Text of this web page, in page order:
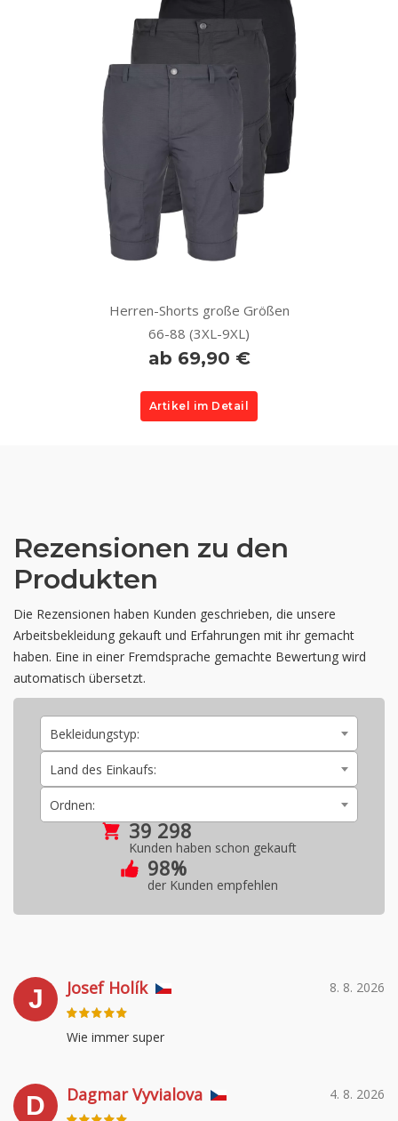
Herren-Shorts große Größen
66-88 (3XL-9XL)
ab 69,90 €
Artikel im Detail
Rezensionen zu den
Produkten
Die Rezensionen haben Kunden geschrieben, die unsere
Arbeitsbekleidung gekauft und Erfahrungen mit ihr gemacht
haben. Eine in einer Fremdsprache gemachte Bewertung wird
automatisch übersetzt.
Bekleidungstyp:
Land des Einkaufs:
Ordnen:
39 298
Kunden haben schon gekauft
98%
der Kunden empfehlen
J 8. 8. 2026
Josef Holík
Wie immer super
D 4. 8. 2026
Dagmar Vyvialova